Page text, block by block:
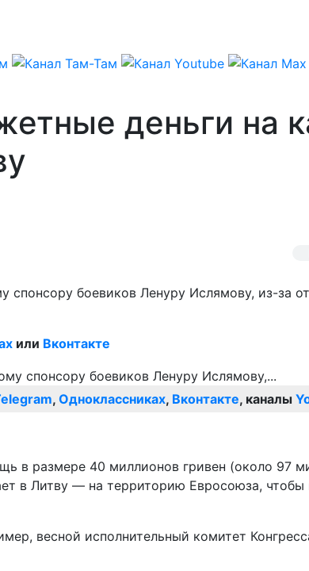
деньги на
боевиков Ленуру Ислямову, из-за
или Вконтакте
, Одноклассниках, Вконтакте, каналы
в размере 40 миллионов гривен (около 97
в Литву — на территорию Евросоюза,
весной исполнительный комитет